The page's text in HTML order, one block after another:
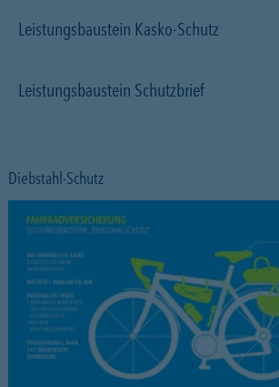
Leistungsbaustein Kasko-Schutz
Leistungsbaustein Schutzbrief
Diebstahl-Schutz